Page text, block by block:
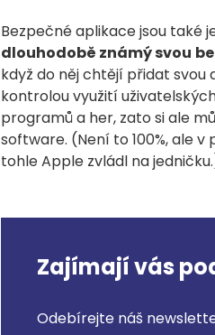
Bezpečné aplikace jsou také
dlouhodobě známý svou
když do něj chtějí přidat svou
kontrolou využití
programů a her, zato si ale
software. (Není to 100%, ale
tohle Apple zvládl na
Zajímají vás
Odebírejte náš